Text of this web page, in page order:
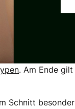
. Am Ende
Schnitt